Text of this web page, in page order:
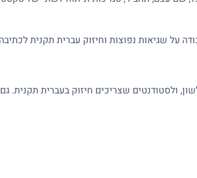
על שגיאות נפוצות וחיזוק עברית תקנית
ולסטודנטים שצריכים חיזוק בעברית תקנית.